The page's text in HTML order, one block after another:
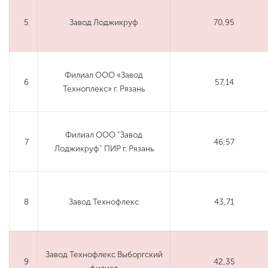
5 Завод Лоджикруф 70,95
6
Филиал ООО «Завод
Техноплекс» г. Рязань
57,14
7
Филиал ООО "Завод
Лоджикруф" ПИР г. Рязань
46,57
8 Завод Технофлекс 43,71
9
Завод Технофлекс Выборгский
42,35